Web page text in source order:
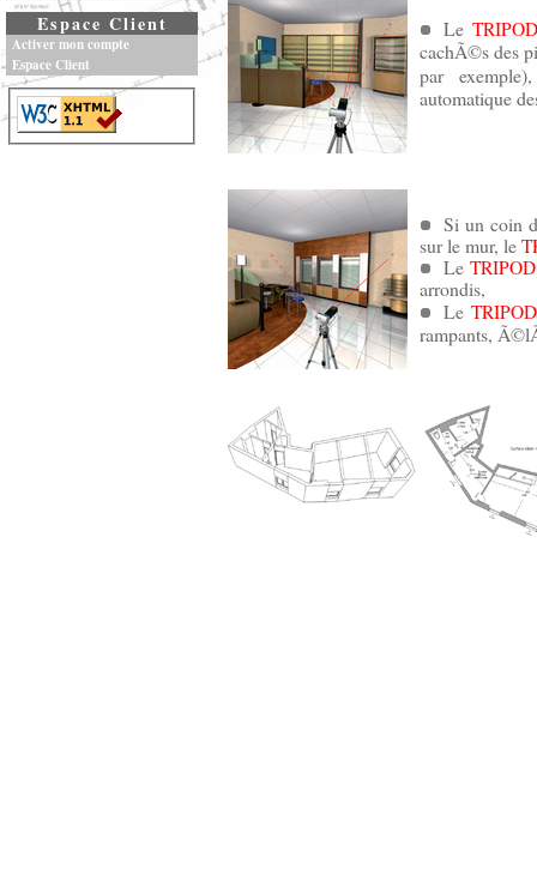
Espace Client
Activer mon compte
Espace Client
Le
cachÃ©s des
par
automatique
Si un coin
sur le mur, le
Le
arrondis,
Le
rampants,